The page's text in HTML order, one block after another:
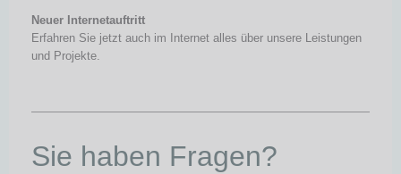
Neuer Internetauftritt
Erfahren Sie jetzt auch im Internet alles über unsere Leistungen
und Projekte.
Sie haben Fragen?